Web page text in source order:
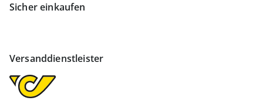
Sicher einkaufen
Versanddienstleister